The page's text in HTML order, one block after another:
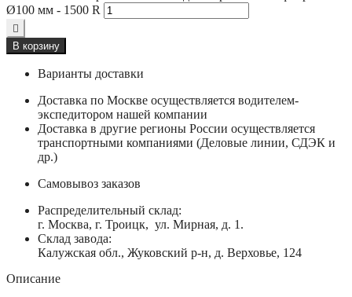
Ø100 мм - 1500 R
В корзину
Варианты доставки
Доставка по Москве осуществляется водителем-
экспедитором нашей компании
Доставка в другие регионы России осуществляется
транспортными компаниями (Деловые линии, СДЭК и
др.)
Самовывоз заказов
Распределительный склад:
г. Москва, г. Троицк, ул. Мирная, д. 1.
Склад завода:
Калужская обл., Жуковский р-н, д. Верховье, 124
Описание